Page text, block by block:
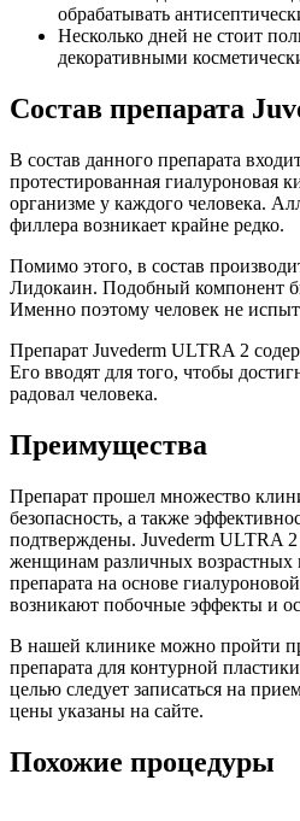
обрабатывать
Несколько дней не стоит
декоративными
Состав препарата
В состав данного препарата
протестированная гиалуроновая
организме у каждого человека.
филлера возникает крайне редко.
Помимо этого, в состав
Лидокаин. Подобный компонент
Именно поэтому человек не
Препарат Juvederm ULTRA 2
Его вводят для того, чтобы
радовал человека.
Преимущества
Препарат прошел множество
безопасность, а также
подтверждены. Juvederm ULTRA
женщинам различных возрастных
препарата на основе
возникают побочные эффекты и
В нашей клинике можно пройти
препарата для контурной
целью следует записаться на
цены указаны на сайте.
Похожие процедуры